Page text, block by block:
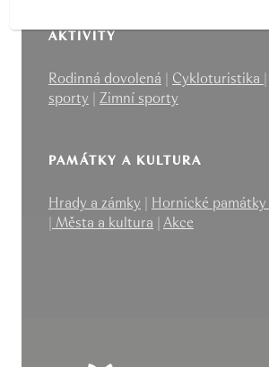
AKTIVITY
Rodinná dovolená Cykloturistika
sporty
Zimní sporty
PAMÁTKY A KULTURA
Hrady a zámky
Hornické památky
Města a kultura Akce